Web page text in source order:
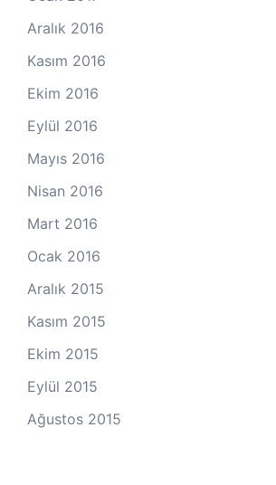
Aralık 2016
Kasım 2016
Ekim 2016
Eylül 2016
Mayıs 2016
Nisan 2016
Mart 2016
Ocak 2016
Aralık 2015
Kasım 2015
Ekim 2015
Eylül 2015
Ağustos 2015